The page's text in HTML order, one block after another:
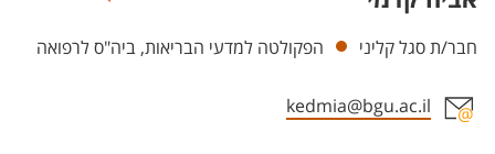
יחידות
חבר/ת סגל קליני הפקולטה למדעי הבריאות, ביה"ס לרפואה
kedmia@bgu.ac.il